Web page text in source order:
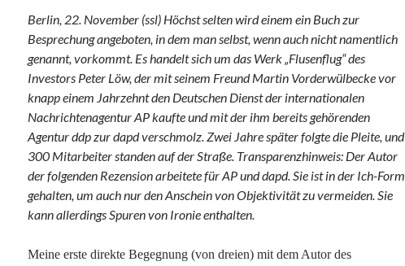
Berlin, 22. November (ssl) Höchst selten wird einem ein Buch zur
Besprechung angeboten, in dem man selbst, wenn auch nicht namentlich
genannt, vorkommt. Es handelt sich um das Werk „Flusenflug“ des
Investors Peter Löw, der mit seinem Freund Martin Vorderwülbecke vor
knapp einem Jahrzehnt den Deutschen Dienst der internationalen
Nachrichtenagentur AP kaufte und mit der ihm bereits gehörenden
Agentur ddp zur dapd verschmolz. Zwei Jahre später folgte die Pleite, und
300 Mitarbeiter standen auf der Straße. Transparenzhinweis: Der Autor
der folgenden Rezension arbeitete für AP und dapd. Sie ist in der Ich-Form
gehalten, um auch nur den Anschein von Objektivität zu vermeiden. Sie
kann allerdings Spuren von Ironie enthalten.
Meine erste direkte Begegnung (von dreien) mit dem Autor des